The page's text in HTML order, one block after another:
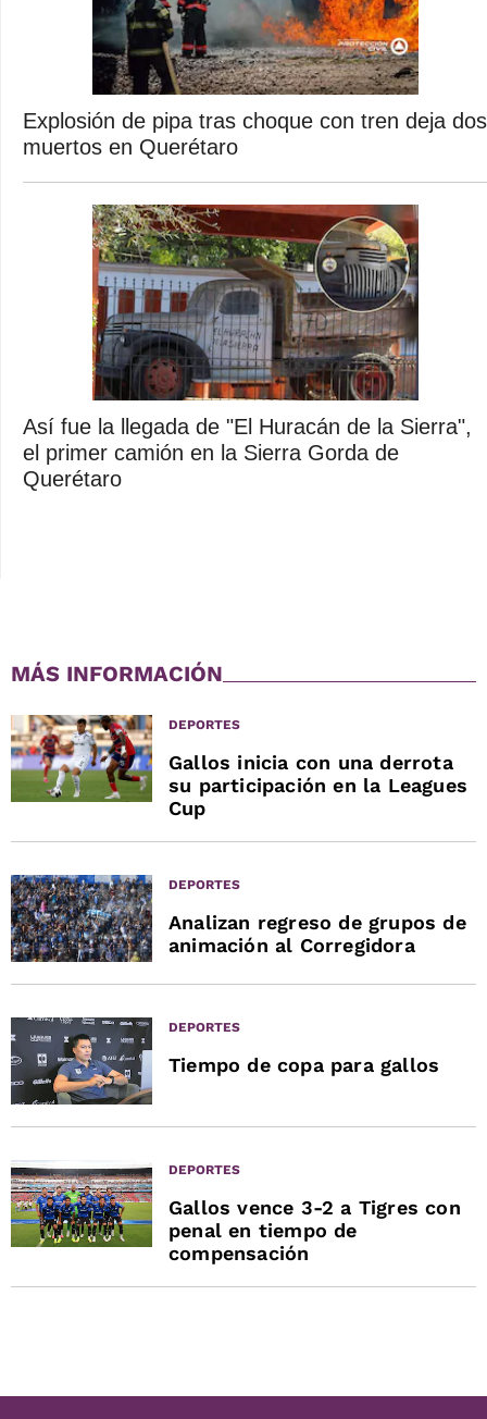
Explosión de pipa tras choque con tren deja dos
muertos en Querétaro
Así fue la llegada de "El Huracán de la Sierra",
el primer camión en la Sierra Gorda de
Querétaro
MÁS INFORMACIÓN
DEPORTES
Gallos inicia con una derrota
su participación en la Leagues
Cup
DEPORTES
Analizan regreso de grupos de
animación al Corregidora
DEPORTES
Tiempo de copa para gallos
DEPORTES
Gallos vence 3-2 a Tigres con
penal en tiempo de
compensación